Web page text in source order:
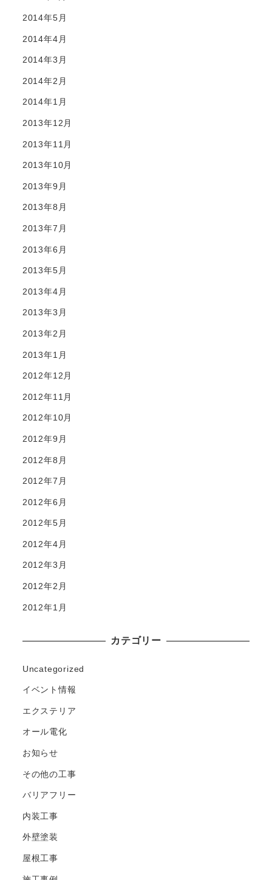
2014年5月
2014年4月
2014年3月
2014年2月
2014年1月
2013年12月
2013年11月
2013年10月
2013年9月
2013年8月
2013年7月
2013年6月
2013年5月
2013年4月
2013年3月
2013年2月
2013年1月
2012年12月
2012年11月
2012年10月
2012年9月
2012年8月
2012年7月
2012年6月
2012年5月
2012年4月
2012年3月
2012年2月
2012年1月
カテゴリー
Uncategorized
イベント情報
エクステリア
オール電化
お知らせ
その他の工事
バリアフリー
内装工事
外壁塗装
屋根工事